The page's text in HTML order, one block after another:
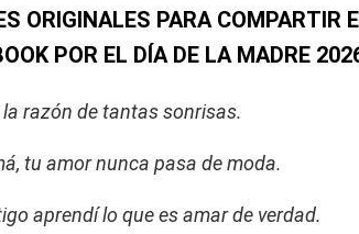
ORIGINALES PARA COMPARTIR
POR EL DÍA DE LA MADRE
la razón de tantas sonrisas.
tu amor nunca pasa de moda.
aprendí lo que es amar de verdad.